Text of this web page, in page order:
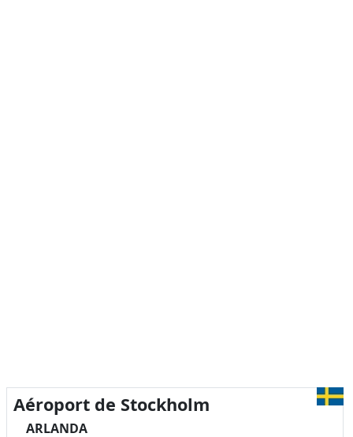
Aéroport de Stockholm
ARLANDA